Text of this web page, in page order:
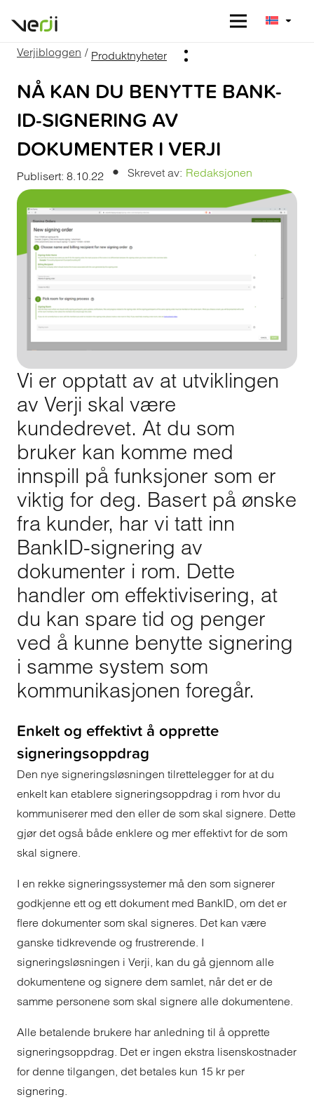
Verjibloggen / Produktnyheter
NÅ KAN DU BENYTTE BANK-
ID-SIGNERING AV
DOKUMENTER I VERJI
Publisert: 8.10.22 • Skrevet av: Redaksjonen
Vi er opptatt av at utviklingen
av Verji skal være
kundedrevet. At du som
bruker kan komme med
innspill på funksjoner som er
viktig for deg. Basert på ønske
fra kunder, har vi tatt inn
BankID-signering av
dokumenter i rom. Dette
handler om effektivisering, at
du kan spare tid og penger
ved å kunne benytte signering
i samme system som
kommunikasjonen foregår.
Enkelt og effektivt å opprette
signeringsoppdrag
Den nye signeringsløsningen tilrettelegger for at du
enkelt kan etablere signeringsoppdrag i rom hvor du
kommuniserer med den eller de som skal signere. Dette
gjør det også både enklere og mer effektivt for de som
skal signere.
I en rekke signeringssystemer må den som signerer
godkjenne ett og ett dokument med BankID, om det er
flere dokumenter som skal signeres. Det kan være
ganske tidkrevende og frustrerende. I
signeringsløsningen i Verji, kan du gå gjennom alle
dokumentene og signere dem samlet, når det er de
samme personene som skal signere alle dokumentene.
Alle betalende brukere har anledning til å opprette
signeringsoppdrag. Det er ingen ekstra lisenskostnader
for denne tilgangen, det betales kun 15 kr per
signering.